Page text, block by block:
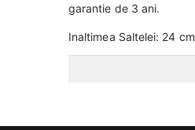
garantie de 3 ani.
Inaltimea Saltelei: 24 cm